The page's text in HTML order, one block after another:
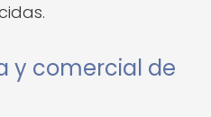
y comercial de